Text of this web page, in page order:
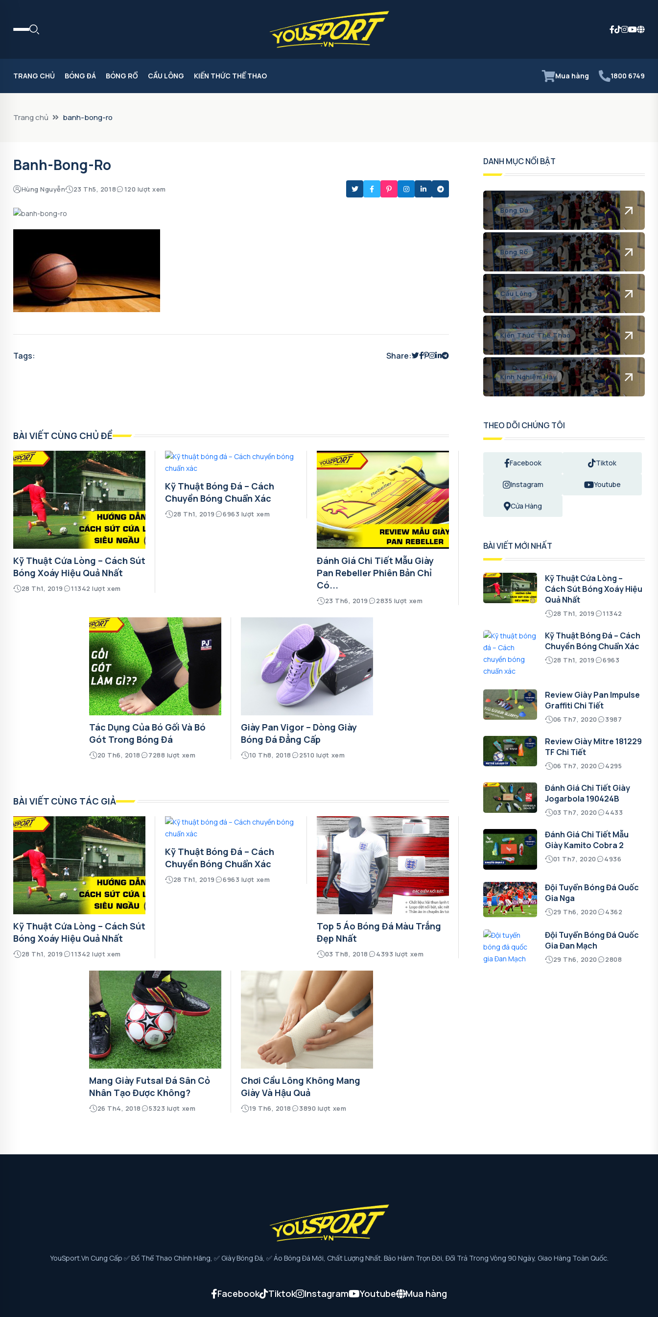
TRANG CHỦ BÓNG ĐÁ BÓNG RỔ CẦU LÔNG KIẾN THỨC THỂ THAO Mua hàng 1800 6749
Trang chủ banh-bong-ro
Banh-Bong-Ro
Hùng Nguyễn 23 Th5, 2018 120 lượt xem
Tags: Share:
BÀI VIẾT CÙNG CHỦ ĐỀ
Kỹ Thuật Cứa Lòng – Cách Sút
Bóng Xoáy Hiệu Quả Nhất
28 Th1, 2019 11342 lượt xem
Kỹ Thuật Bóng Đá – Cách
Chuyền Bóng Chuẩn Xác
28 Th1, 2019 6963 lượt xem
Đánh Giá Chi Tiết Mẫu Giày
Pan Rebeller Phiên Bản Chỉ
Có...
23 Th6, 2019 2835 lượt xem
Tác Dụng Của Bó Gối Và Bó
Gót Trong Bóng Đá
20 Th6, 2018 7288 lượt xem
Giày Pan Vigor – Dòng Giày
Bóng Đá Đẳng Cấp
10 Th8, 2018 2510 lượt xem
BÀI VIẾT CÙNG TÁC GIẢ
Kỹ Thuật Cứa Lòng – Cách Sút
Bóng Xoáy Hiệu Quả Nhất
28 Th1, 2019 11342 lượt xem
Kỹ Thuật Bóng Đá – Cách
Chuyền Bóng Chuẩn Xác
28 Th1, 2019 6963 lượt xem
Top 5 Áo Bóng Đá Màu Trắng
Đẹp Nhất
03 Th8, 2018 4393 lượt xem
Mang Giày Futsal Đá Sân Cỏ
Nhân Tạo Được Không?
26 Th4, 2018 5323 lượt xem
Chơi Cầu Lông Không Mang
Giày Và Hậu Quả
19 Th6, 2018 3890 lượt xem
DANH MỤC NỔI BẬT
Bóng Đá
Bóng Rổ
Cầu Lông
Kiến Thức Thể Thao
Kinh Nghiệm Hay
THEO DÕI CHÚNG TÔI
Facebook Tiktok
Instagram Youtube
Cửa Hàng
BÀI VIẾT MỚI NHẤT
Kỹ Thuật Cứa Lòng –
Cách Sút Bóng Xoáy Hiệu
Quả Nhất
28 Th1, 2019 11342
Kỹ Thuật Bóng Đá – Cách
Chuyền Bóng Chuẩn Xác
28 Th1, 2019 6963
Review Giày Pan Impulse
Graffiti Chi Tiết
06 Th7, 2020 3987
Review Giày Mitre 181229
TF Chi Tiết
06 Th7, 2020 4295
Đánh Giá Chi Tiết Giày
Jogarbola 190424B
03 Th7, 2020 4433
Đánh Giá Chi Tiết Mẫu
Giày Kamito Cobra 2
01 Th7, 2020 4936
Đội Tuyển Bóng Đá Quốc
Gia Nga
29 Th6, 2020 4362
Đội Tuyển Bóng Đá Quốc
Gia Đan Mạch
29 Th6, 2020 2808
YouSport.vn Cung Cấp ✅ Đồ Thể Thao Chính Hãng, ✅ Giày Bóng Đá, ✅ Áo Bóng Đá Mới, Chất Lượng Nhất. Bảo Hành Trọn Đời, Đổi Trả Trong Vòng 90 Ngày, Giao Hàng Toàn Quốc.
Facebook Tiktok Instagram Youtube Mua hàng